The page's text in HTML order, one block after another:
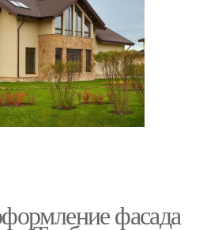
фасада